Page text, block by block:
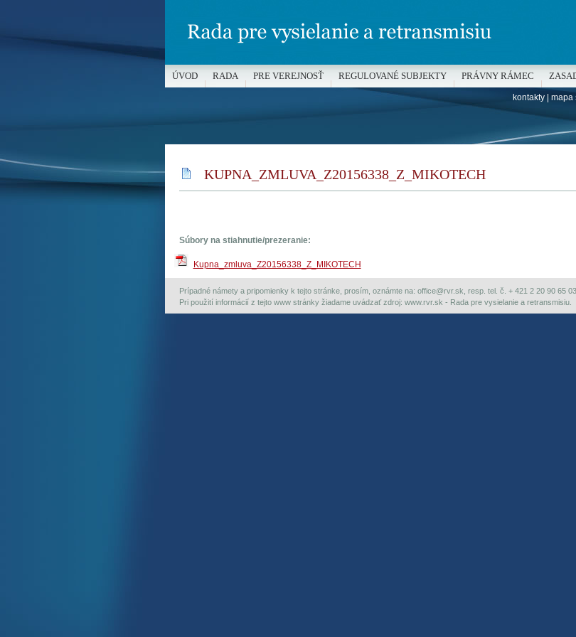
KUPNA_ZMLUVA_Z20156338_Z_MIKOTECH
Súbory na stiahnutie/prezeranie:
Kupna_zmluva_Z20156338_Z_MIKOTECH
Prípadné námety a pripomienky k tejto stránke, prosím, oznámte na: office@rvr.sk, resp. tel. č. + 421 2 20 90 65 03.
Pri použití informácií z tejto www stránky žiadame uvádzať zdroj: www.rvr.sk - Rada pre vysielanie a retransmisiu.
ÚVOD RADA PRE VEREJNOSŤ REGULOVANÉ SUBJEKTY PRÁVNY RÁMEC
kontakty| mapa